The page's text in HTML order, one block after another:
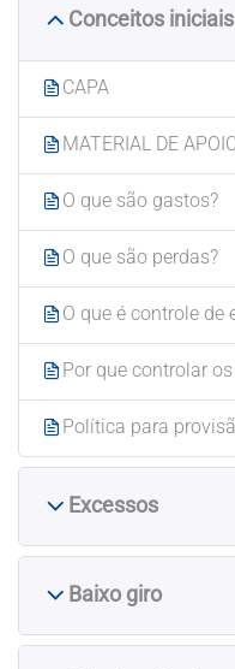
Conceitos iniciais
CAPA
MATERIAL DE
O que são gastos?
O que são perdas?
O que é controle de
Por que controlar
Política para
Excessos
Baixo giro